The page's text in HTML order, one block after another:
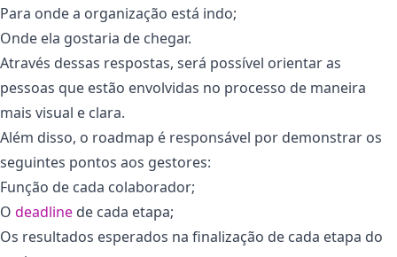
Para onde a organização está indo;
Onde ela gostaria de chegar.
Através dessas respostas, será possível orientar as
pessoas que estão envolvidas no processo de maneira
mais visual e clara.
Além disso, o roadmap é responsável por demonstrar os
seguintes pontos aos gestores:
Função de cada colaborador;
O deadline de cada etapa;
Os resultados esperados na finalização de cada etapa do